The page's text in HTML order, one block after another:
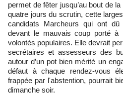
permet de fêter jusqu’au bout de
quatre jours du scrutin, cette
candidats Marcheurs qui ont
devant le mauvais coup porté
volontés populaires. Elle devrait
secrétaires et assesseurs des
autour d’un pot bien mérité un
défaut à chaque rendez-vous
frappée par l'abstention, pourrait
dimanche soir.